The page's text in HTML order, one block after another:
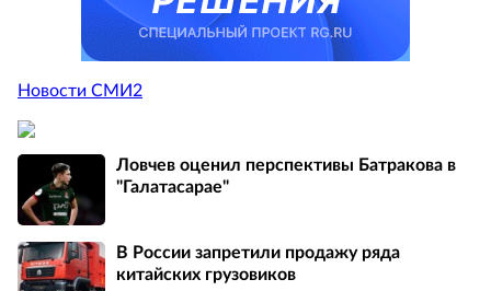
Новости СМИ2
Ловчев оценил перспективы Батракова в
"Галатасарае"
В России запретили продажу ряда
китайских грузовиков